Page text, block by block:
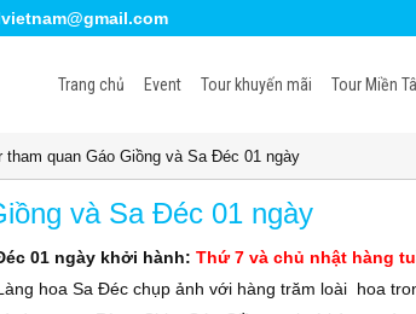
Trang chủ Event Tour khuyến mãi Tour Miền
tham quan Gáo Giồng và Sa Đéc 01 ngày
và Sa Đéc 01 ngày
01 ngày khởi hành: Thứ 7 và chủ nhật hàng
hoa Sa Đéc chụp ảnh với hàng trăm loài hoa